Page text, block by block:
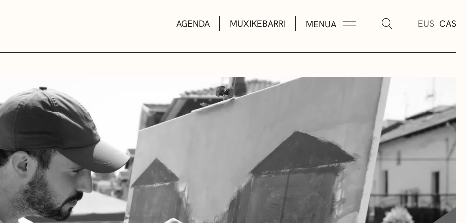
AGENDA MUXIKEBARRI MENUA EUS CAS
KULTUR ETXEAK
LIBURUTEGIAK
MUSIKA ESKOLA